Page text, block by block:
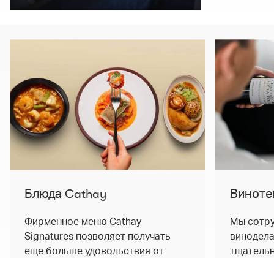
Блюда Cathay
Фирменное меню Cathay
Signatures позволяет получать
еще больше удовольствия от
Мы